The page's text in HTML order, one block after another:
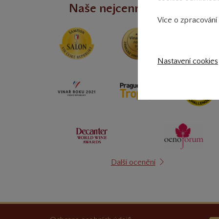
Naše nejcennější úspěchy
Další ocenění
Více o
Nastavení cookies